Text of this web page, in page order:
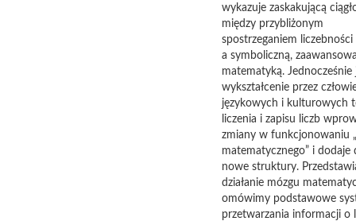
wykazuje zaskakującą
między przybliżonym
spostrzeganiem
a symboliczną,
matematyką. Jednocześnie
wykształcenie przez
językowych i kulturowych
liczenia i zapisu liczb
zmiany w funkcjonowaniu
matematycznego” i dodaje
nowe struktury.
działanie mózgu
omówimy podstawowe
przetwarzania informacji o